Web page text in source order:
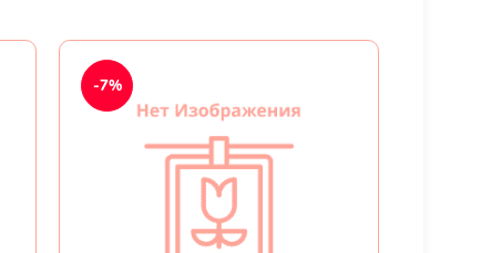
-7%